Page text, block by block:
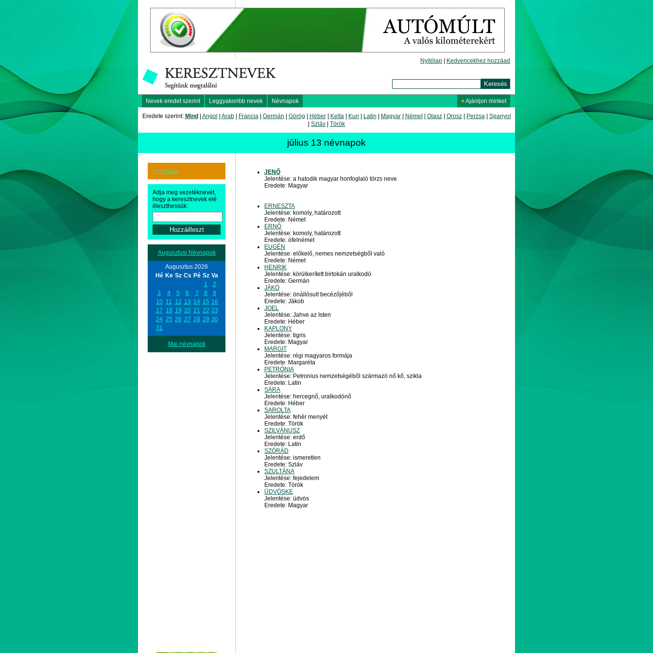
Nyitólap Kedvencekhez hozzáad
Nevek eredet szerint Leggyakoribb nevek Névnapok +Ajánljon minket
Eredete szerint: Mind Angol Arab| Francia| Germán Görög Héber| Kelta| Kun Latin Magyar| Német| Olasz| Orosz| Perzsa| Spanyol
Szláv Török
július 13 névnapok
<< Vissza
Adja meg vezetéknevét,
hogy a keresztnevek elé
illeszthessük:
Augusztusi Névnapok
Augusztus 2026
Hé Ke Sz Cs Pé Sz Va
1
2
3
4 5 6 7 8
9
10 11 12 13 14 15 16
17 18 19 20 21 22 23
24 25 26 27 28 29 30
31
Mai névnapok
JENŐ
Jelentése: a hatodik magyar honfoglaló törzs neve
Eredete: Magyar
ERNESZTA
Jelentése: komoly, határozott
Eredete: Német
ERNŐ
Jelentése: komoly, határozott
Eredete: ófelnémet
EUGÉN
Jelentése: előkelő, nemes nemzetségből való
Eredete: Német
HENRIK
Jelentése: körülkerített birtokán uralkodó
Eredete: Germán
JÁKÓ
Jelentése: önállósult becézőjéből
Eredete: Jákob
JOEL
Jelentése: Jahve az Isten
Eredete: Héber
KAPLONY
Jelentése: tigris
Eredete: Magyar
MARGIT
Jelentése: régi magyaros formája
Eredete: Margaréta
PETRÓNIA
Jelentése: Petronius nemzetségéből származó nő kő, szikla
Eredete: Latin
SÁRA
Jelentése: hercegnő, uralkodónő
Eredete: Héber
SAROLTA
Jelentése: fehér menyét
Eredete: Török
SZILVÁNUSZ
Jelentése: erdő
Eredete: Latin
SZÓRÁD
Jelentése: ismeretlen
Eredete: Szláv
SZULTÁNA
Jelentése: fejedelem
Eredete: Török
ÜDVÖSKE
Jelentése: üdvös
Eredete: Magyar